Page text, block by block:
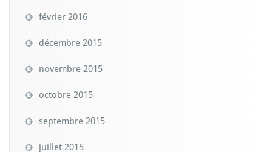
février 2016
décembre 2015
novembre 2015
octobre 2015
septembre 2015
juillet 2015